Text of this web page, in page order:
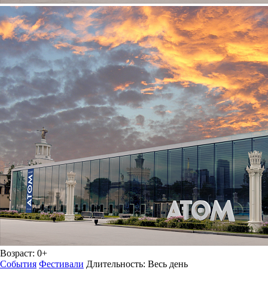
Возраст: 0+
События Фестивали Длительность: Весь день